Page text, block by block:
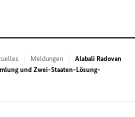
Meldungen
Alabali Radovan
und Zwei-Staaten-Lösung-